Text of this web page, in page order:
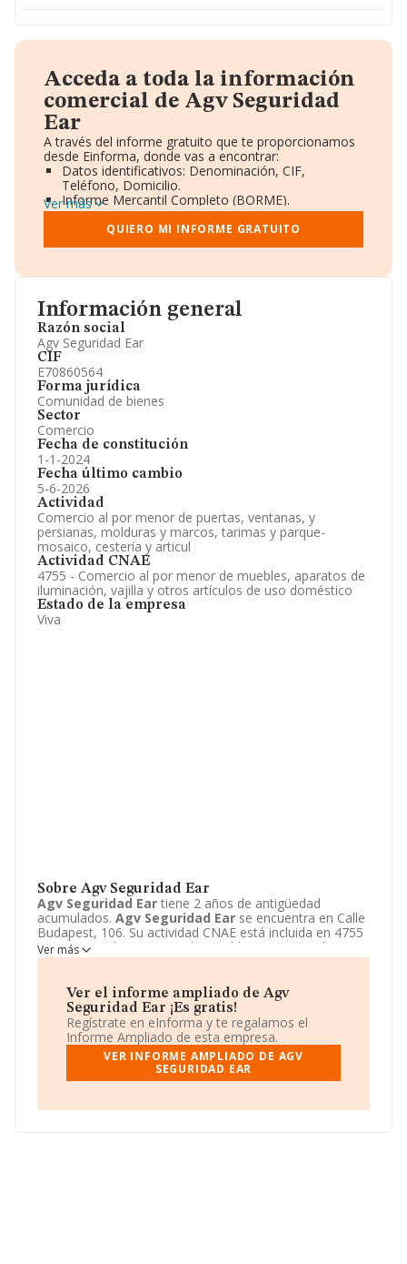
Información general
Razón social
Agv Seguridad Ear
CIF
E70860564
Forma jurídica
Comunidad de bienes
Sector
Comercio
Fecha de constitución
1-1-2024
Fecha último cambio
5-6-2026
Actividad
Comercio al por menor de puertas, ventanas, y
persianas, molduras y marcos, tarimas y parque-
mosaico, cestería y articul
Actividad CNAE
4755 - Comercio al por menor de muebles, aparatos de
iluminación, vajilla y otros artículos de uso doméstico
Estado de la empresa
Viva
Sobre Agv Seguridad Ear
Agv Seguridad Ear tiene 2 años de antigüedad
acumulados. Agv Seguridad Ear se encuentra en Calle
Budapest, 106. Su actividad CNAE está incluida en 4755
- Comercio al por menor de muebles, aparatos de
iluminación, vajilla y otros artículos de uso doméstico.
de bienes.
Ver más
Ver el informe ampliado de Agv
Seguridad Ear ¡Es gratis!
Regístrate en eInforma y te regalamos el
Informe Ampliado de esta empresa.
VER INFORME AMPLIADO DE AGV
SEGURIDAD EAR
Acceda a toda la información
comercial de Agv Seguridad
Ear
A través del informe gratuito que te proporcionamos
desde Einforma, donde vas a encontrar:
Datos identificativos: Denominación, CIF,
Teléfono, Domicilio.
Informe Mercantil Completo (BORME).
Gráficos de Evolución Ventas y Empleados.
Consejo de Administración y Administradores.
Directivos y Ejecutivos.
Información oficial y registral complementaria.
Ver más
QUIERO MI INFORME GRATUITO